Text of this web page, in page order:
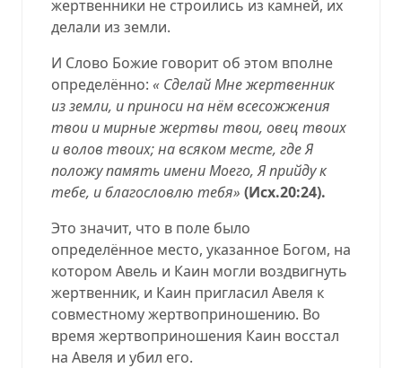
жертвенники не строились из камней, их
делали из земли.
И Слово Божие говорит об этом вполне
определённо: « Сделай Мне жертвенник
из земли, и приноси на нём всесожжения
твои и мирные жертвы твои, овец твоих
и волов твоих; на всяком месте, где Я
положу память имени Моего, Я прийду к
тебе, и благословлю тебя» (Исх.20:24).
Это значит, что в поле было
определённое место, указанное Богом, на
котором Авель и Каин могли воздвигнуть
жертвенник, и Каин пригласил Авеля к
совместному жертвоприношению. Во
время жертвоприношения Каин восстал
на Авеля и убил его.